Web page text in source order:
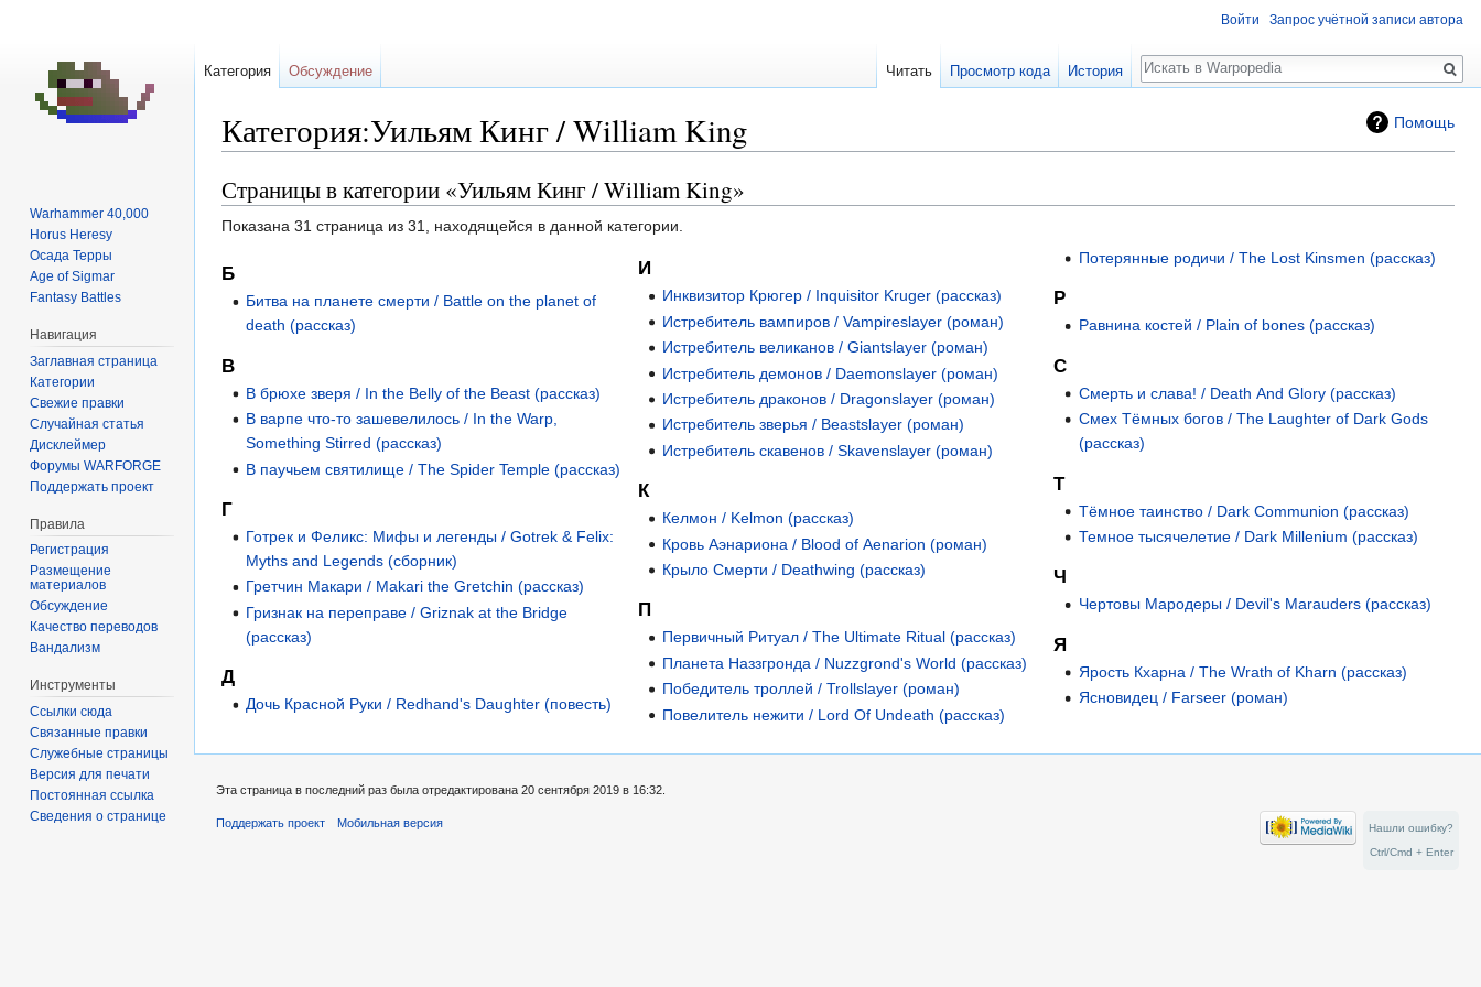
Помощь
Категория:Уильям Кинг / William King
Перейти
к
навигации
Перейти
к
поиску
Страницы в категории «Уильям Кинг / William King»
Показана 31 страница из 31, находящейся в данной категории.
Б
Битва на планете смерти / Battle on the planet of
death (рассказ)
В
В брюхе зверя / In the Belly of the Beast (рассказ)
В варпе что-то зашевелилось / In the Warp,
Something Stirred (рассказ)
В паучьем святилище / The Spider Temple (рассказ)
Г
Готрек и Феликс: Мифы и легенды / Gotrek & Felix:
Myths and Legends (сборник)
Гретчин Макари / Makari the Gretchin (рассказ)
Гризнак на переправе / Griznak at the Bridge
(рассказ)
Д
Дочь Красной Руки / Redhand's Daughter (повесть)
И
Инквизитор Крюгер / Inquisitor Kruger (рассказ)
Истребитель вампиров / Vampireslayer (роман)
Истребитель великанов / Giantslayer (роман)
Истребитель демонов / Daemonslayer (роман)
Истребитель драконов / Dragonslayer (роман)
Истребитель зверья / Beastslayer (роман)
Истребитель скавенов / Skavenslayer (роман)
К
Келмон / Kelmon (рассказ)
Кровь Аэнариона / Blood of Aenarion (роман)
Крыло Смерти / Deathwing (рассказ)
П
Первичный Ритуал / The Ultimate Ritual (рассказ)
Планета Наззгронда / Nuzzgrond's World (рассказ)
Победитель троллей / Trollslayer (роман)
Повелитель нежити / Lord Of Undeath (рассказ)
Потерянные родичи / The Lost Kinsmen (рассказ)
Р
Равнина костей / Plain of bones (рассказ)
С
Смерть и слава! / Death And Glory (рассказ)
Смех Тёмных богов / The Laughter of Dark Gods
(рассказ)
Т
Тёмное таинство / Dark Communion (рассказ)
Темное тысячелетие / Dark Millenium (рассказ)
Ч
Чертовы Мародеры / Devil's Marauders (рассказ)
Я
Ярость Кхарна / The Wrath of Kharn (рассказ)
Ясновидец / Farseer (роман)
Войти Запрос учётной записи автора
Категория Обсуждение Читать Просмотр кода История
Поиск
Warhammer 40,000
Horus Heresy
Осада Терры
Age of Sigmar
Fantasy Battles
Навигация
Заглавная страница
Категории
Свежие правки
Случайная статья
Дисклеймер
Форумы WARFORGE
Поддержать проект
Правила
Регистрация
Размещение
материалов
Обсуждение
Качество переводов
Вандализм
Инструменты
Ссылки сюда
Связанные правки
Служебные страницы
Версия для печати
Постоянная ссылка
Сведения о странице
Эта страница в последний раз была отредактирована 20 сентября 2019 в 16:32.
Поддержать проект Мобильная версия
Нашли ошибку?
Ctrl/Cmd + Enter